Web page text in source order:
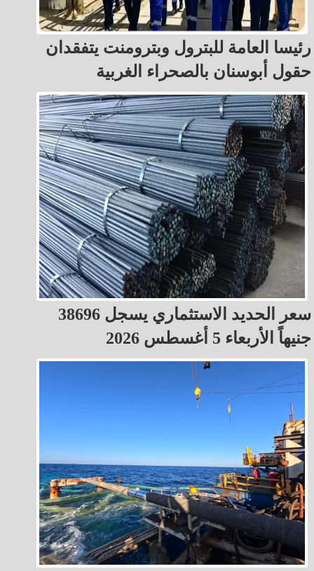
رئيسا العامة للبترول وبترومنت يتفقدان
حقول أبوسنان بالصحراء الغربية
سعر الحديد الاستثماري يسجل 38696
جنيهاً الأربعاء 5 أغسطس 2026